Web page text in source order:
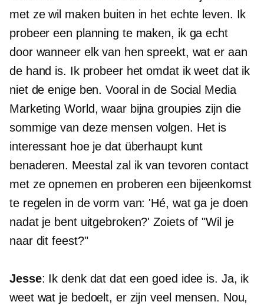
met ze wil maken buiten in het echte leven. Ik
probeer een planning te maken, ik ga echt
door wanneer elk van hen spreekt, wat er aan
de hand is. Ik probeer het omdat ik weet dat ik
niet de enige ben. Vooral in de Social Media
Marketing World, waar bijna groupies zijn die
sommige van deze mensen volgen. Het is
interessant hoe je dat überhaupt kunt
benaderen. Meestal zal ik van tevoren contact
met ze opnemen en proberen een bijeenkomst
te regelen in de vorm van: 'Hé, wat ga je doen
nadat je bent uitgebroken?' Zoiets of "Wil je
naar dit feest?"
Jesse: Ik denk dat dat een goed idee is. Ja, ik
weet wat je bedoelt, er zijn veel mensen. Nou,